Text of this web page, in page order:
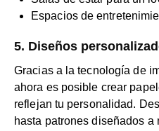
Espacios de
5. Diseños
Gracias a la tecnología de
ahora es posible crear
reflejan tu personalidad.
hasta patrones diseñados